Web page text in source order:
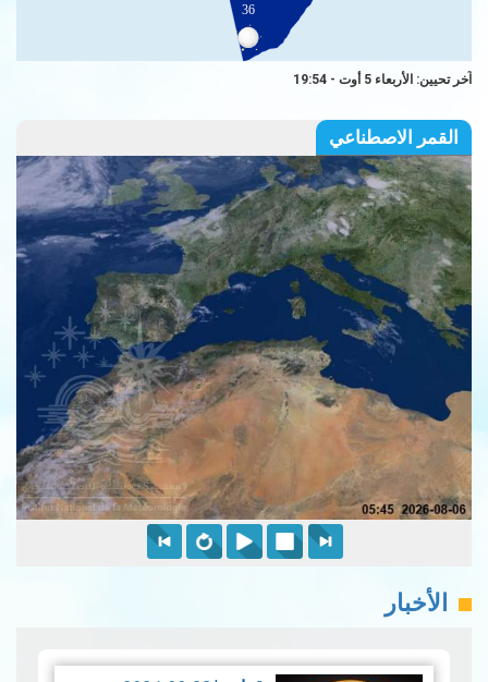
36
آخر تحيين: الأربعاء 5 أوت - 19:54
القمر الاصطناعي
الأخبار